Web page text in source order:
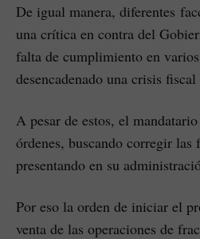
De igual manera, diferentes
una crítica en contra del
falta de cumplimiento en
desencadenado una crisis
A pesar de estos, el
órdenes, buscando corregir las
presentando en su
Por eso la orden de iniciar el
venta de las operaciones de